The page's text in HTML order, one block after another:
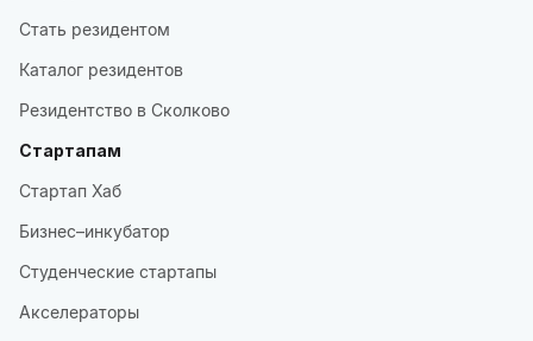
Стать резидентом
Каталог резидентов
Резидентство в Сколково
Стартапам
Стартап Хаб
Бизнес–инкубатор
Студенческие стартапы
Акселераторы